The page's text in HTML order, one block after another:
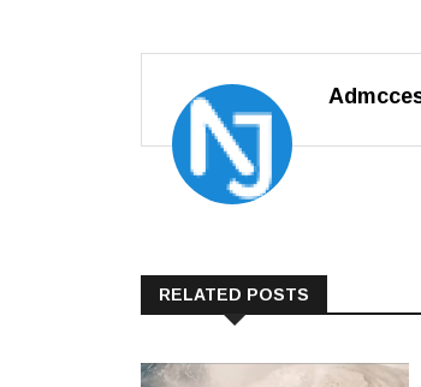
RELATED POSTS